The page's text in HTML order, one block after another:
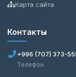
Карта сайта
Контакты
+996 (707) 373-
Телефон